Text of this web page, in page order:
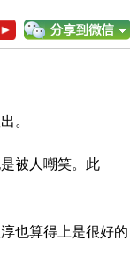
。
被人嘲笑。此
也算得上是很好的